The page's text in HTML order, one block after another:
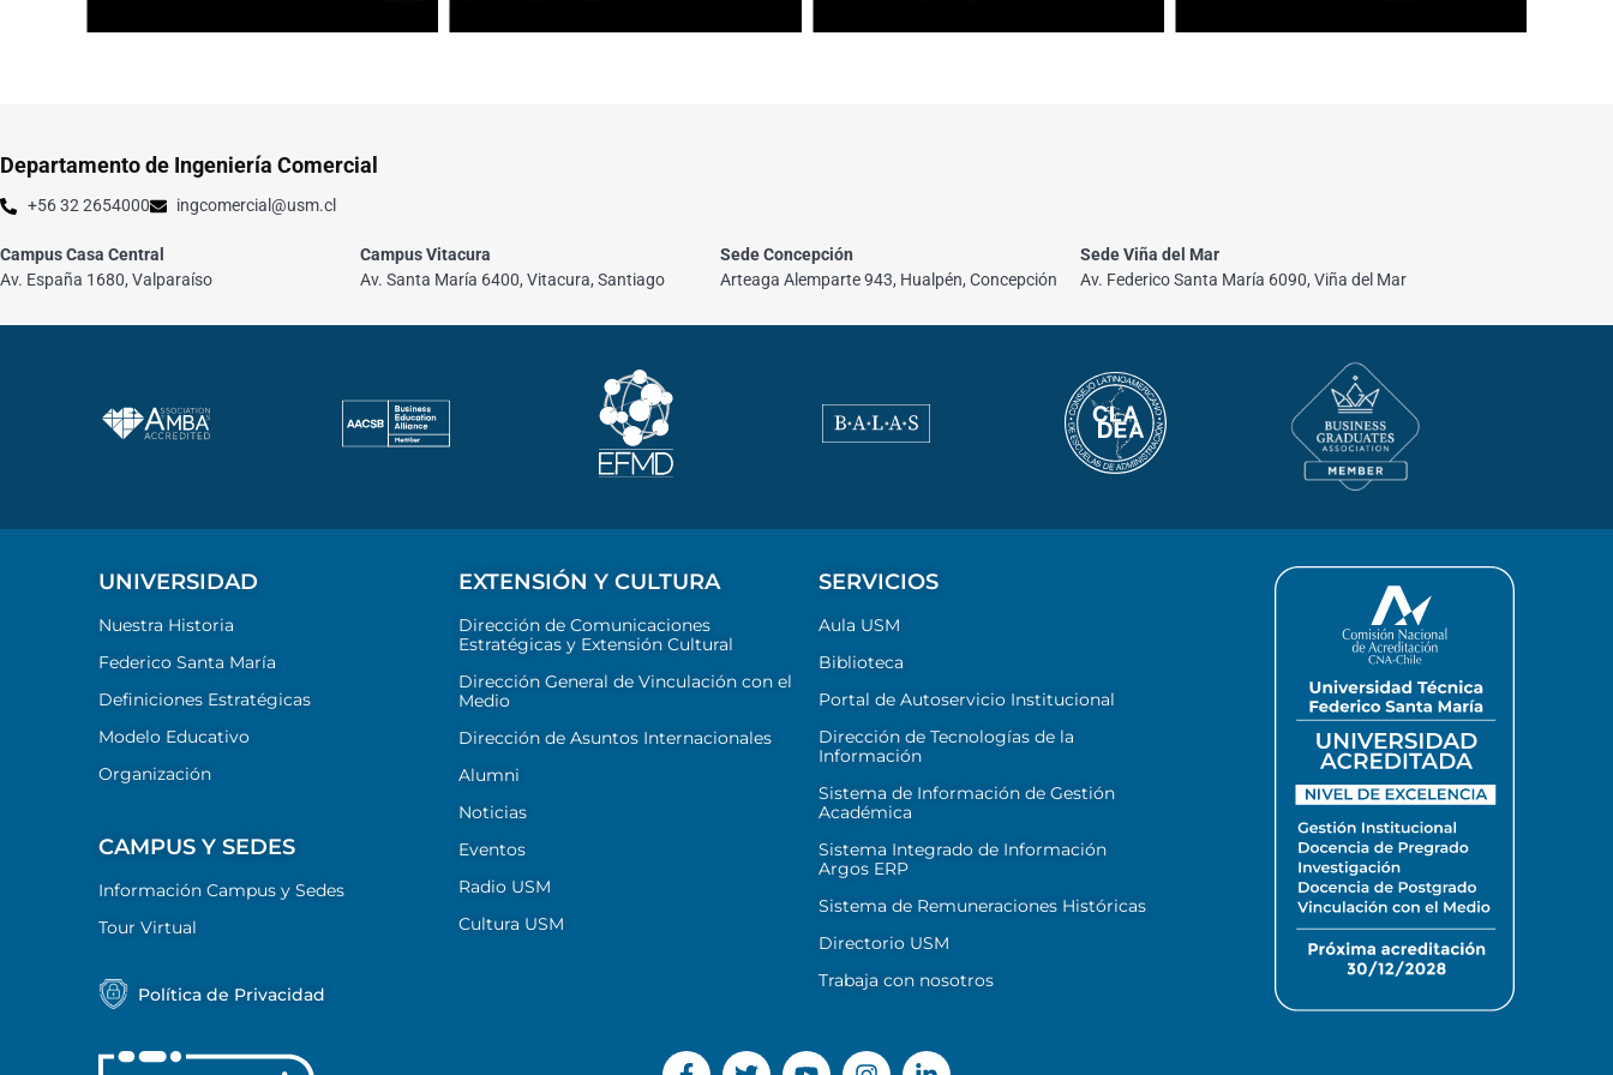
Departamento de Ingeniería Comercial
+56 32 2654000 ingcomercial@usm.cl
Campus Casa Central
Av. España 1680, Valparaíso
Campus Vitacura
Av. Santa María 6400, Vitacura, Santiago
Sede Concepción
Arteaga Alemparte 943, Hualpén, Concepción
Sede Viña del Mar
Av. Federico Santa María 6090, Viña del Mar
UNIVERSIDAD
Nuestra Historia
Federico Santa María
Definiciones Estratégicas
Modelo Educativo
Organización
CAMPUS Y SEDES
Información Campus y Sedes
Tour Virtual
Política de Privacidad
EXTENSIÓN Y CULTURA
Dirección de Comunicaciones
Estratégicas y Extensión Cultural
Dirección General de Vinculación con el
Medio
Dirección de Asuntos Internacionales
Alumni
Noticias
Eventos
Radio USM
Cultura USM
SERVICIOS
Aula USM
Biblioteca
Portal de Autoservicio Institucional
Dirección de Tecnologías de la
Información
Sistema de Información de Gestión
Académica
Sistema Integrado de Información
Argos ERP
Sistema de Remuneraciones Históricas
Directorio USM
Trabaja con nosotros